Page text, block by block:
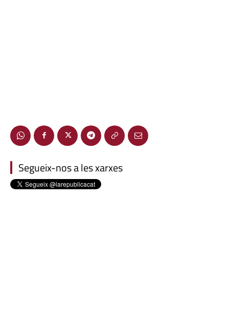
Segueix-nos a les xarxes